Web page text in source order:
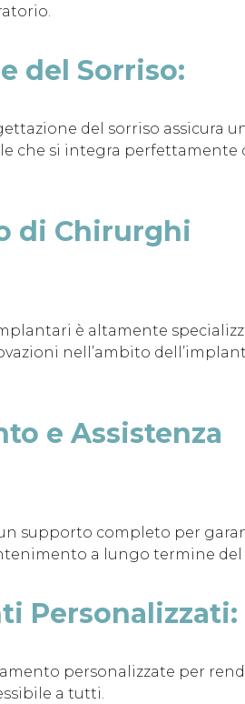
del Sorriso:
del sorriso assicura
che si integra perfettamente
di Chirurghi
è altamente
nell’ambito
e Assistenza
supporto completo per
a lungo termine del
Personalizzati:
personalizzate per
a tutti.